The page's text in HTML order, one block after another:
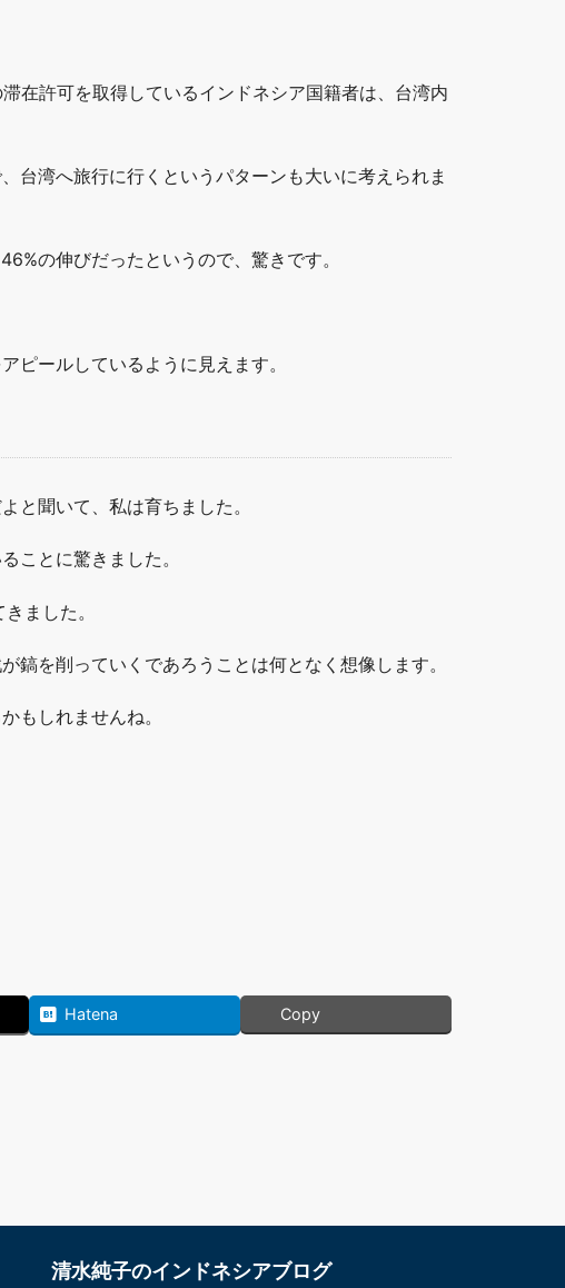
在許可を取得しているインドネシア国籍者は、台湾内
台湾へ旅行に行くというパターンも大いに考えられま
の伸びだったというので、驚きです。
ピールしているように見えます。
と聞いて、私は育ちました。
ことに驚きました。
ました。
を削っていくであろうことは何となく想像します。
もしれませんね。
Hatena Copy
清水純子のインドネシアブログ